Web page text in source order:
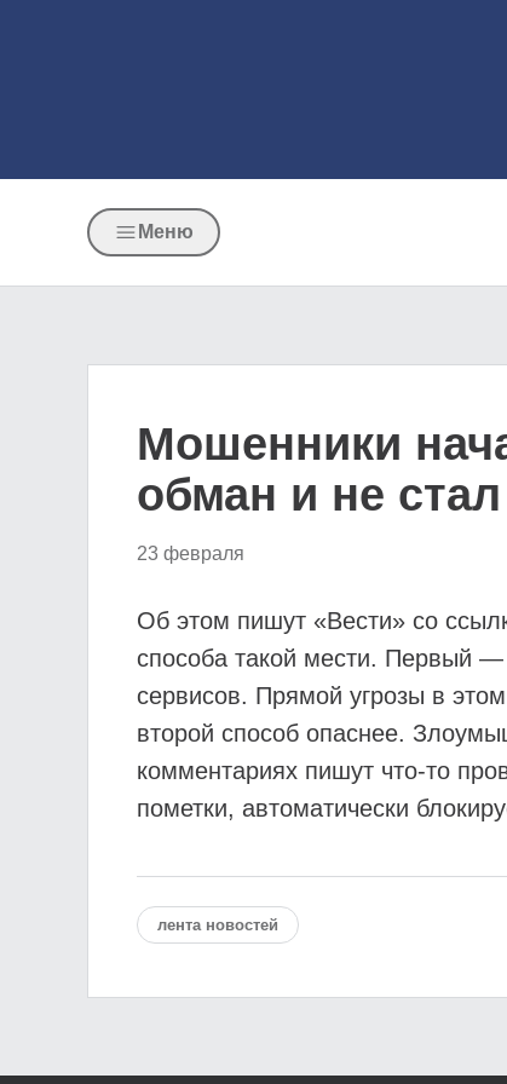
Меню
Мошенники
обман и не
23 февраля
Об этом пишут «Вести» со
способа такой мести. Первый
сервисов. Прямой угрозы в
второй способ опаснее.
комментариях пишут что-то
пометки, автоматически
лента новостей